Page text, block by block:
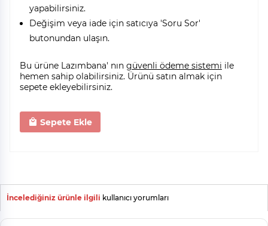
yapabilirsiniz.
Değişim veya iade için satıcıya 'Soru Sor'
butonundan ulaşın.
Bu ürüne Lazımbana' nın güvenli ödeme sistemi ile
hemen sahip olabilirsiniz. Ürünü satın almak için
sepete ekleyebilirsiniz.
Sepete Ekle
İncelediğiniz ürünle ilgili kullanıcı yorumları